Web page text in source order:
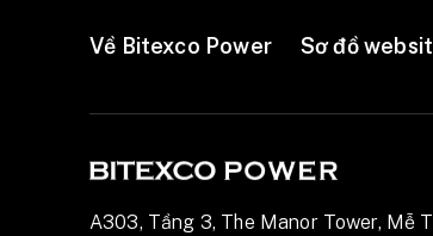
Về Bitexco Power Sơ đồ
A303, Tầng 3, The Manor Tower, Mễ